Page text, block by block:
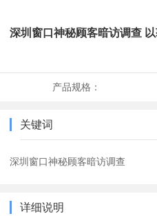
深圳窗口神秘顾客暗访调查
产品规格：
关键词
深圳窗口神秘顾客暗访调查
详细说明